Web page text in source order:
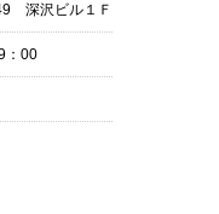
深沢ビル１Ｆ
：00